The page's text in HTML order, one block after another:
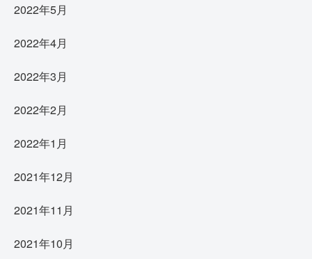
2022年5月
2022年4月
2022年3月
2022年2月
2022年1月
2021年12月
2021年11月
2021年10月